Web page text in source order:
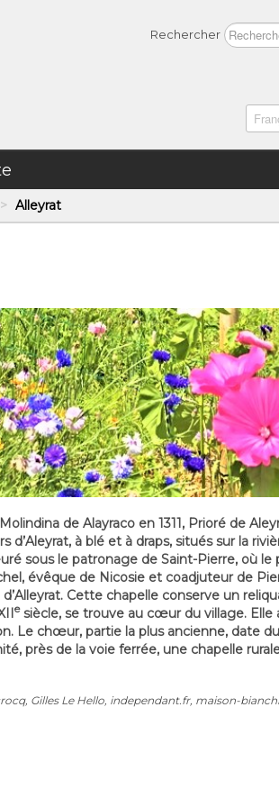
Rechercher
> Alleyrat
de Alayraco en 1311, Prioré de
à blé et à draps, situés sur la
sous le patronage de Saint-Pierre, où
évêque de Nicosie et coadjuteur de
Cette chapelle conserve un
esiècle, se trouve au cœur du village. Elle
Le chœur, partie la plus ancienne, date
près de la voie ferrée, une chapelle
Gilles Le Hello, independant.fr, maison-